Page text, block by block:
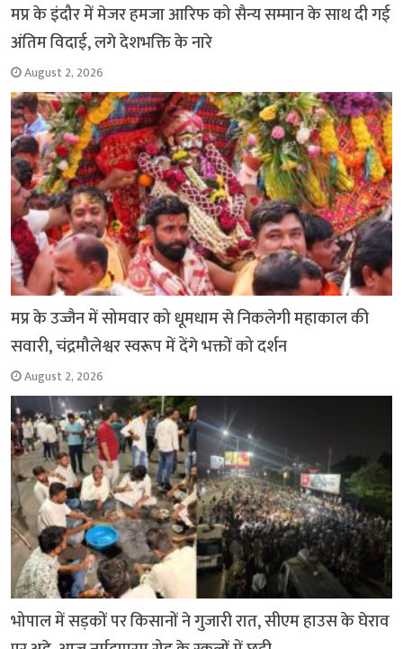
मप्र के इंदौर में मेजर हमजा आरिफ को सैन्य सम्मान के साथ दी गई
अंतिम विदाई, लगे देशभक्ति के नारे
August 2, 2026
मप्र के उज्जैन में सोमवार को धूमधाम से निकलेगी महाकाल की
सवारी, चंद्रमौलेश्वर स्वरूप में देंगे भक्तों को दर्शन
August 2, 2026
भोपाल में सड़कों पर किसानों ने गुजारी रात, सीएम हाउस के घेराव